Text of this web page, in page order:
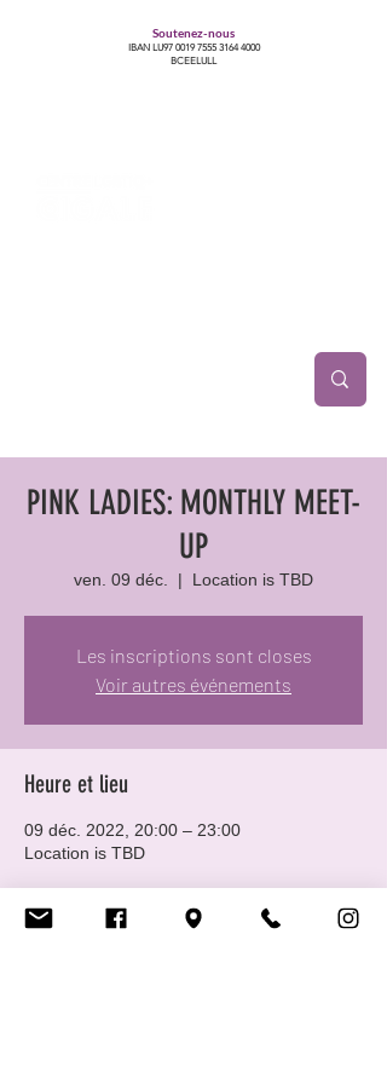
Soutenez-nous
IBAN LU97 0019 7555 3164 4000
BCEELULL
PINK LADIES: MONTHLY MEET-
UP
ven. 09 déc.
  |
Location is TBD
Les inscriptions sont closes
Voir autres événements
Heure et lieu
09 déc. 2022, 20:00 – 23:00
Location is TBD
Partager cet événement